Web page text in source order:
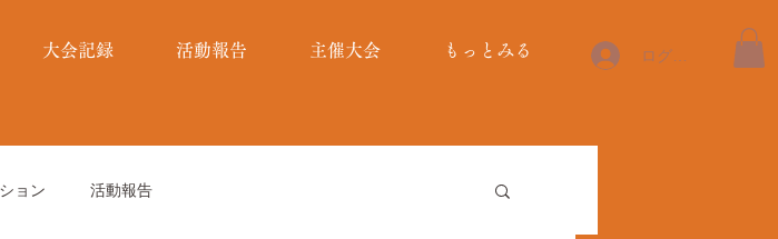
大会記録 活動報告 主催大会 もっとみる ログイン
ョン 活動報告